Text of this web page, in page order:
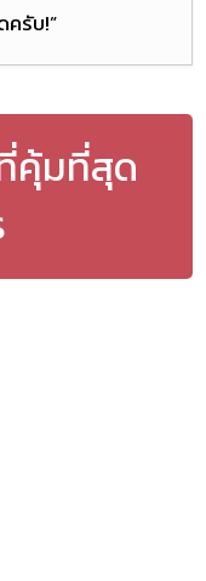
รับ!”
คุ้มที่สุด